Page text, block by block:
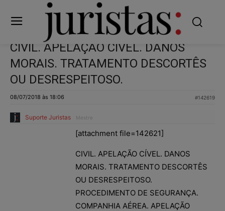
CIVIL. APELAÇÃO CÍVEL. DANOS
MORAIS. TRATAMENTO DESCORTÊS
OU DESRESPEITOSO.
08/07/2018 às 18:06 #142619
Suporte Juristas Mestre
[attachment file=142621]
CIVIL. APELAÇÃO CÍVEL. DANOS
MORAIS. TRATAMENTO DESCORTÊS
OU DESRESPEITOSO.
PROCEDIMENTO DE SEGURANÇA.
COMPANHIA AÉREA. APELAÇÃO